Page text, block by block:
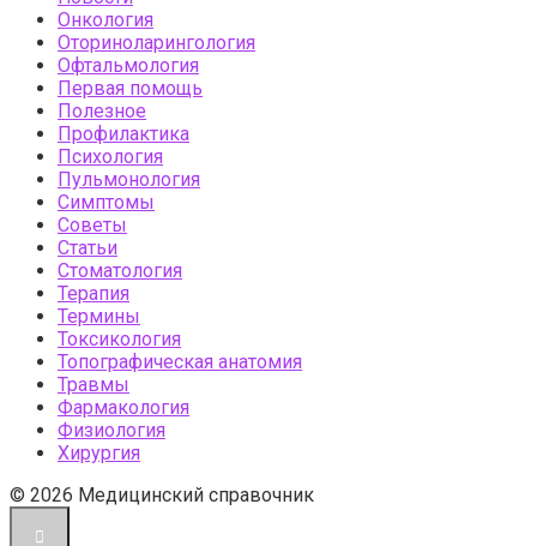
Онкология
Оториноларингология
Офтальмология
Первая помощь
Полезное
Профилактика
Психология
Пульмонология
Симптомы
Советы
Статьи
Стоматология
Терапия
Термины
Токсикология
Топографическая анатомия
Травмы
Фармакология
Физиология
Хирургия
© 2026 Медицинский справочник